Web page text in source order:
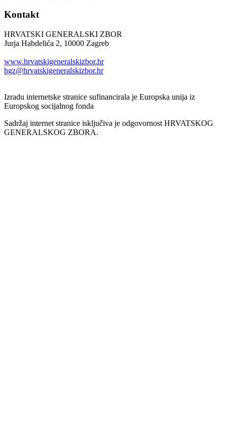
Kontakt
HRVATSKI GENERALSKI ZBOR
Jurja Habdelića 2, 10000 Zagreb
www.hrvatskigeneralskizbor.hr
hgz@hrvatskigeneralskizbor.hr
Izradu internetske stranice sufinancirala je Europska unija iz
Europskog socijalnog fonda
Sadržaj internet stranice isključiva je odgovornost HRVATSKOG
GENERALSKOG ZBORA.